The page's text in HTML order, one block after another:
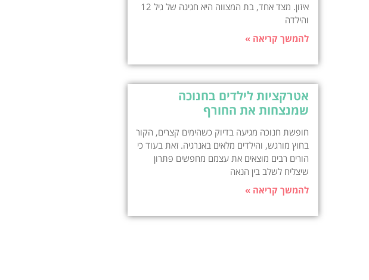
איזון. מצד אחד, בת המצווה היא חגיגה של גיל 12
והילדה
להמשך קריאה »
אטרקציות לילדים בחנוכה
שמנצחות את החורף
חופשת חנוכה מגיעה בדיוק כשהימים קצרים, הקור
בחוץ מורגש, והילדים מלאים באנרגיה. זאת בעוד כי
הורים רבים מוצאים את עצמם מחפשים פתרון
שיצליח לשלב בין הנאה
להמשך קריאה »